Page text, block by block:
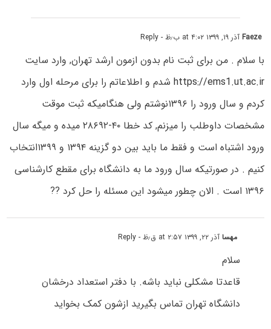
Faezeآذر ۱۹, ۱۳۹۹ at ۴:۰۲ ب٫ظ - Reply
با سلام . من برای ثبت نام بدون ازمون ارشد تهران, وارد سایت
https://ems1.ut.ac.irشدم و اطلاعاتم را برای مرحله اول وارد
کردم و سال ورود را ۱۳۹۶نوشتم ولی هنگامیکه ثبت موقت
مشخصات داوطلب را میزنم, کد خطا ۴۰-۲۸۶۹۲ میده و میگه سال
ورود اشتباه است و فقط ما باید بین دو گزینه ۱۳۹۴ و ۱۳۹۹انتخاب
کنیم . در صورتیکه سال ورود ما به دانشگاه برای مقطع کارشناسی
۱۳۹۶ است . الان چطور میشود این مسئله را حل کرد ??
مهساآذر ۲۲, ۱۳۹۹ at ۲:۵۷ ق٫ظ - Reply
سلام
قاعدتا مشکلی نباید باشه. با دفتر استعداد درخشان
دانشگاه تهران تماس بگیرید ازشون کمک بخواید